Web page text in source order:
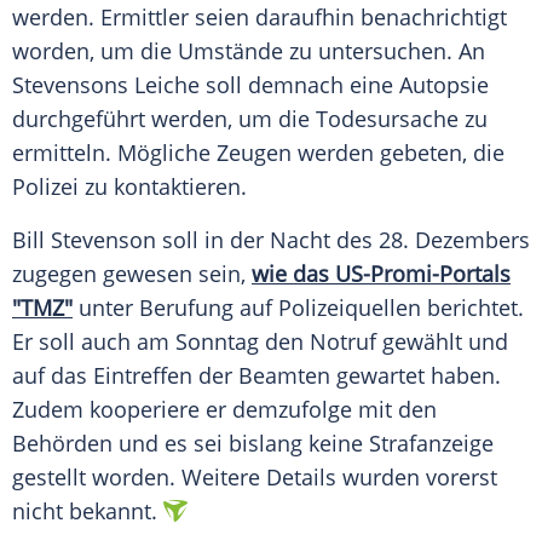
werden. Ermittler seien daraufhin benachrichtigt
worden, um die Umstände zu untersuchen. An
Stevensons Leiche soll demnach eine Autopsie
durchgeführt werden, um die Todesursache zu
ermitteln. Mögliche Zeugen werden gebeten, die
Polizei zu kontaktieren.
Bill Stevenson soll in der Nacht des 28. Dezembers
zugegen gewesen sein, wie das US-Promi-Portals
"TMZ" unter Berufung auf Polizeiquellen berichtet.
Er soll auch am Sonntag den Notruf gewählt und
auf das Eintreffen der Beamten gewartet haben.
Zudem kooperiere er demzufolge mit den
Behörden und es sei bislang keine Strafanzeige
gestellt worden. Weitere Details wurden vorerst
nicht bekannt.